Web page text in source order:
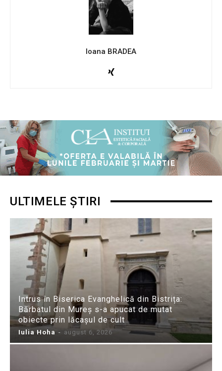
Ioana BRADEA
ULTIMELE ȘTIRI
Intrus în Biserica Evanghelică din Bistrița:
Bărbatul din Mureș s-a apucat de mutat
obiecte prin lăcașul de cult
Iulia Hoha - august 6, 2026